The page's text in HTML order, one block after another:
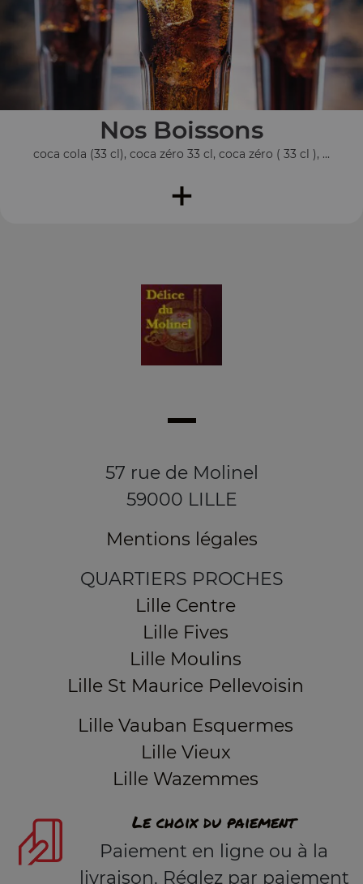
Nos Boissons
coca cola (33 cl), coca zéro 33 cl, coca zéro ( 33 cl ), ...
+
57 rue de Molinel
59000 LILLE
Mentions légales
QUARTIERS PROCHES
Lille Centre
Lille Fives
Lille Moulins
Lille St Maurice Pellevoisin
Lille Vauban Esquermes
Lille Vieux
Lille Wazemmes
Le choix du paiement
Paiement en ligne ou à la
livraison. Réglez par paiement